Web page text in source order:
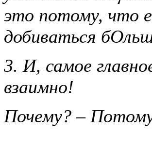
это потому, что
добиваться
3. И, самое
взаимно!
Почему? –